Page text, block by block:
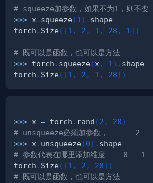
# squeeze加参数，如果不为1，则不变
>>> x . squeeze (1 ) .
torch . Size ( [1 , 2 , 1 , 28 , 1 ] )
# 既可以是函数，也可以是方法
>>> torch . squeeze (x , -1 ) .
torch . Size ( [1 , 2 , 1 , 28] )
>>> x = torch . rand (2 , 28)
# unsqueeze必须加参数，    _ 2 _
>>> x . unsqueeze (0) .
# 参数代表在哪里添加维度    0
torch . Size ( [1 , 2 , 28] )
# 既可以是函数，也可以是方法